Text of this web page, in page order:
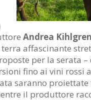
Andrea Kihlgren
affascinante
per la serata
fino ai vini rossi
saranno
il produttore